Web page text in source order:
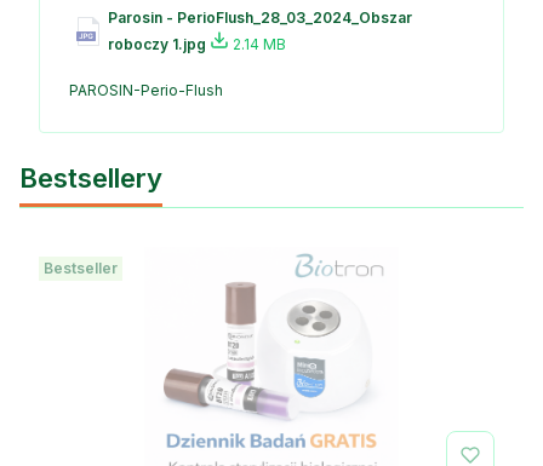
Parosin - PerioFlush_28_03_2024_Obszar
roboczy 1.jpg
2.14 MB
PAROSIN-Perio-Flush
Bestsellery
Bestseller